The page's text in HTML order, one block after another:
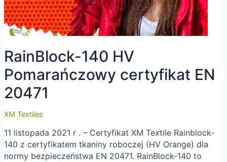
RainBlock-140 HV
Pomarańczowy certyfikat EN
20471
XM Textiles
11 listopada 2021 r . – Certyfikat XM Textile Rainblock-
140 z certyfikatem tkaniny roboczej (HV Orange) dla
normy bezpieczeństwa EN 20471. RainBlock-140 to